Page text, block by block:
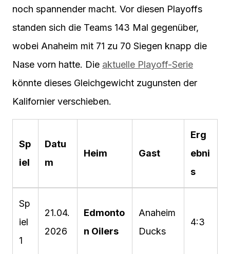
noch spannender macht. Vor diesen Playoffs
standen sich die Teams 143 Mal gegenüber,
wobei Anaheim mit 71 zu 70 Siegen knapp die
Nase vorn hatte. Die aktuelle Playoff-Serie
könnte dieses Gleichgewicht zugunsten der
Kalifornier verschieben.
Sp
iel
Datu
m
Heim Gast
Erg
ebni
s
Sp
iel
1
21.04.
2026
Edmonto
n Oilers
Anaheim
Ducks
4:3